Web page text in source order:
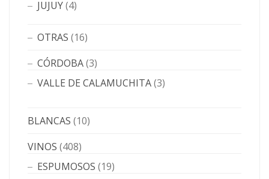
JUJUY(4)
OTRAS (16)
CÓRDOBA(3)
VALLE DE CALAMUCHITA(3)
BLANCAS (10)
VINOS (408)
ESPUMOSOS (19)